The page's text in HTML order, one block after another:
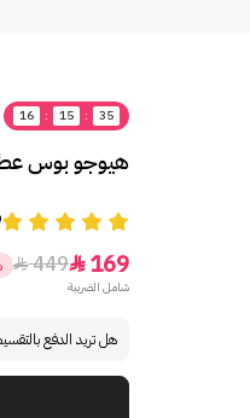
16 : 15 : 35
هيوجو بوس عطر
169

449

شامل الضريبة
هل تريد الدفع